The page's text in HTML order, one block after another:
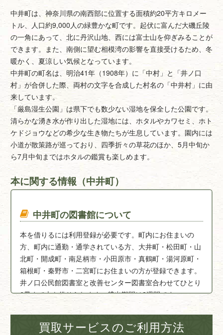
中井町は、神奈川県の南西部に位置する面積約20平方キロメー
トル、人口約9,000人の緑豊かな町です。起伏に富んだ大磯丘陵
の一角にあって、北に丹沢山地、西には富士山を仰ぎみることが
できます。また、南側に望む相模湾の影響を直接受けるため、冬
暖かく、夏涼しい気候となっています。
中井町の町名は、明治41年（1908年）に「中村」と「井ノ口
村」が合併した際、両村の文字を合成した村名の「中井村」に由
来しています。
「厳島湿生公園」は県下でも数少ない湿地を保全した公園です。
清らかな湧き水が作り出した湿地には、ホタルやカワセミ、ホト
ケドジョウなどの希少な生き物たちが生息しています。園内には
小道が散策路が巡っており、四季折々の草花のほか、5月中旬か
ら7月中旬まではホタルの鑑賞も楽しめます。
本に関する情報（中井町）
中井町の図書館について
本を借りるには利用登録が必要です。町内にお住まいの
方、町内に通勤・通学されている方、大井町・松田町・山
北町・開成町・南足柄市・小田原市・真鶴町・湯河原町・
箱根町・秦野市・二宮町にお住まいの方が登録できます。
井ノ口公民館図書室と改善センター図書室合わせてひとり
6冊まで本を借りられます。貸出期間は2週間です。
【中井町立井ノ口公民館図書室】
神奈川県足柄上郡中井町井ノ口1843-1
買取サービスのご利用方法